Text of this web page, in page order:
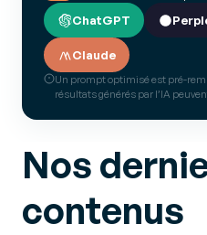
ChatGPT
Claude
Un prompt optimisé est pré-
résultats générés par l’IA
Nos
contenus